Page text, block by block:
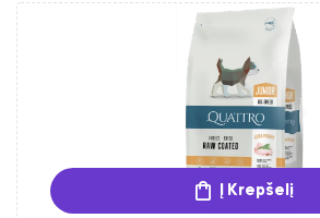
Į Krepšelį